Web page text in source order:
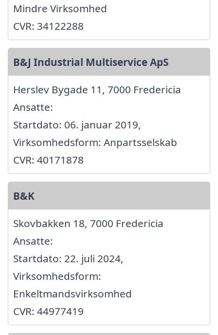
Mindre Virksomhed
CVR: 34122288
B&J Industrial Multiservice ApS
Herslev Bygade 11, 7000 Fredericia
Ansatte:
Startdato: 06. januar 2019,
Virksomhedsform: Anpartsselskab
CVR: 40171878
B&K
Skovbakken 18, 7000 Fredericia
Ansatte:
Startdato: 22. juli 2024,
Virksomhedsform:
Enkeltmandsvirksomhed
CVR: 44977419